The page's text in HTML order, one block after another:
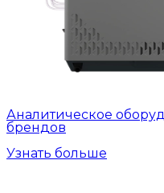
Аналитическое
брендов
Узнать больше